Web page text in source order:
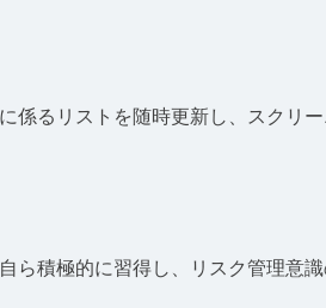
るリストを随時更新し、スクリ
ら積極的に習得し、リスク管理意